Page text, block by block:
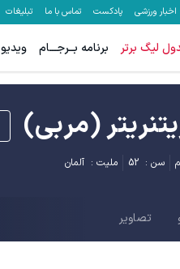
اخبار ورزشی پادکست تماس با ما تبلیغات
لیگ برتر برنامه بــرجـــام ویدیو
(مربی)
سن : 52 ملیت : آلمان
تصاویر